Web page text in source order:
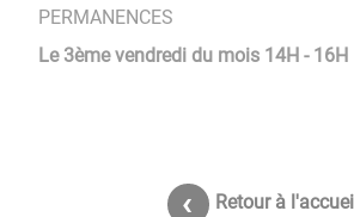
PERMANENCES
Le 3ème vendredi du mois 14H - 16H
Retour à l'accueil